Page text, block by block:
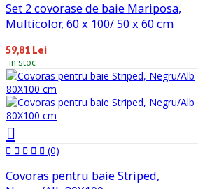
Set 2 covorase de baie Mariposa,
Multicolor, 60 x 100/ 50 x 60 cm
59,81 Lei
in stoc
(0)
Covoras pentru baie Striped,